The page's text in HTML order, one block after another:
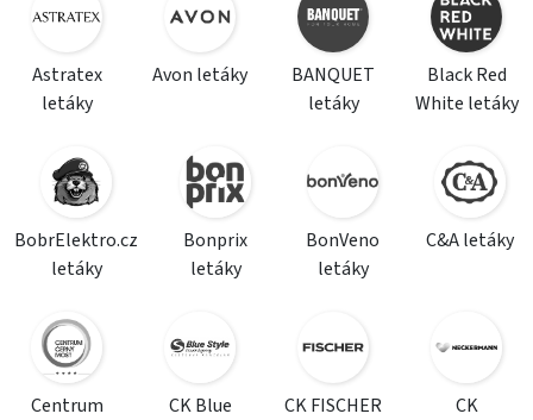
Astratex
letáky
Avon letáky
BANQUET
letáky
Black Red
White letáky
BobrElektro.cz
letáky
Bonprix
letáky
BonVeno
letáky
C&A letáky
Centrum
CK Blue
CK FISCHER
CK